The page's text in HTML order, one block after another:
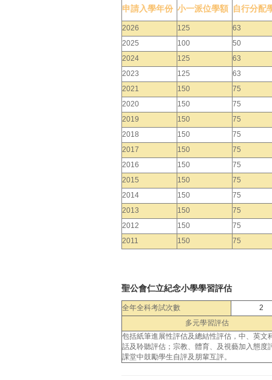
申請入學年份 小一派位學額 自行分配
2026 125
63
2025
100
50
2024
125
63
2023
125
63
2021
150
75
2020
150
75
2019
150
75
2018
150
75
2017
150
75
2016
150
75
2015
150
75
2014
150
75
2013
150
75
2012
150
75
2011
150 75
聖公會仁立紀念小學學習評估
全年全科考試次數
2
多元學習評估
包括紙筆進展性評估及總結性評估，中、英文
話及聆聽評估；宗教、體育、及視藝加入態度
課堂中鼓勵學生自評及朋輩互評。